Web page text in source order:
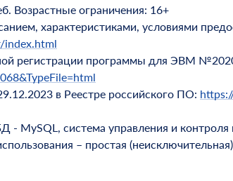
Возрастные ограничения: 16+
характеристиками, условиями
index.html
регистрации программы для ЭВМ
в Реестре российского ПО:
- MySQL, система управления и контроля
– простая